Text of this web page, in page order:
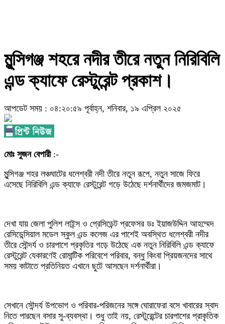
মুন্সিগঞ্জ শহরে নদীর তীরে নতুন নিরিবিলি
এন্ড ক্যাফে রেস্টুরেন্ট প্রকাশ।
আপডেট সময় : ০৪:২০:৫৯ পূর্বাহ্ন, শনিবার, ১৯ এপ্রিল ২০২৫
মোঃ সুজন বেপারী:-
মুন্সিগঞ্জ শহর লঞ্চঘাটের ধলেশ্বরী নদী তীরে নতুন রূপে, নতুন সাজে ফিরে
এসেছে নিরিবিলি এন্ড ক্যাফে রেস্টুরেন্ট গড়ে উঠেছে দর্শনার্থীদের জমজমাট।
দেখা যায় জেলা পুলিশ লাইন্স ও প্রেসিডেন্ট প্রফেসর ডঃ ইয়াজউদ্দিন আহম্মেদ
রেসিডেন্সিয়াল মডেল স্কুল এন্ড কলেজ এর পাশেই অবস্থিত ধলেশ্বরী নদীর
তীরে সৌন্দর্য ও চারপাশে প্রকৃতির গড়ে উঠেছে এক নতুন নিরিবিলি এন্ড ক্যাফে
রেস্টুরেন্ট যেকারণেই রোমান্টিক পরিবেশে পরিবার, বন্ধু কিংবা প্রিয়জনদের সাথে
সময় কাটাতে প্রতিনিয়ত এখানে ছুটে আসছেন দর্শনার্থীরা।
সেখানে সৌন্দর্য উপভোগ ও পরিবার-পরিজনের সঙ্গে ঘোরাফেরা বসে খাবারের স্বাদ
নিতে পারছেন বসার সু-ব্যবস্থা। শুধু তাই নয়, রেস্টুরেন্টের চারপাশের প্রাকৃতিক